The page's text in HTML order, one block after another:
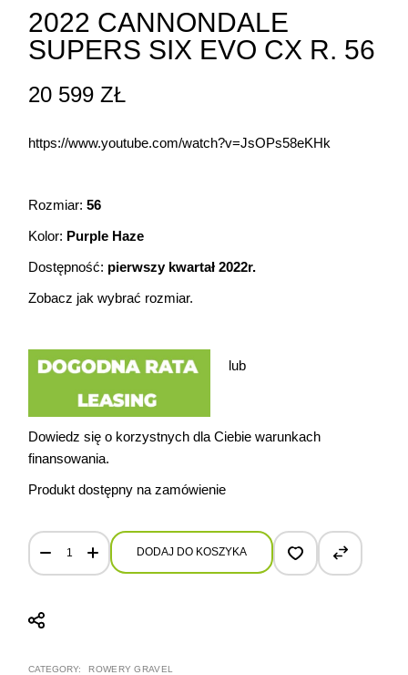
2022 CANNONDALE
SUPERS SIX EVO CX R. 56
20 599ZŁ
https://www.youtube.com/watch?v=JsOPs58eKHk
Rozmiar:56
Kolor: Purple Haze
Dostępność: pierwszy kwartał 2022r.
Zobacz jakwybrać rozmiar.
lub
Dowiedz się o korzystnych dla Ciebie warunkach
finansowania.
Produkt dostępny na zamówienie
2022 Cannondale Supers Six Evo CX r. 56 quantity
DODAJ DO KOSZYKA
CATEGORY: ROWERY GRAVEL